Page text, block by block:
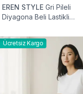
EREN STYLE Gri Pileli
Diyagona Beli Lastikli
Ücretsiz Kargo